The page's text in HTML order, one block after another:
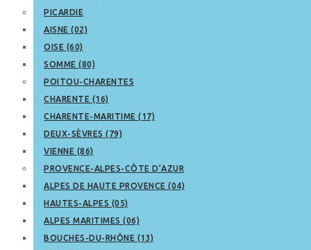
PICARDIE
AISNE (02)
OISE (60)
SOMME (80)
POITOU-CHARENTES
CHARENTE (16)
CHARENTE-MARITIME (17)
DEUX-SÈVRES (79)
VIENNE (86)
PROVENCE-ALPES-CÔTE D’AZUR
ALPES DE HAUTE PROVENCE (04)
HAUTES-ALPES (05)
ALPES MARITIMES (06)
BOUCHES-DU-RHÔNE (13)